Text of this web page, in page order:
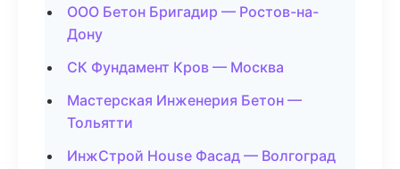
ООО Бетон Бригадир — Ростов-на-
Дону
СК Фундамент Кров — Москва
Мастерская Инженерия Бетон —
Тольятти
ИнжСтрой House Фасад — Волгоград